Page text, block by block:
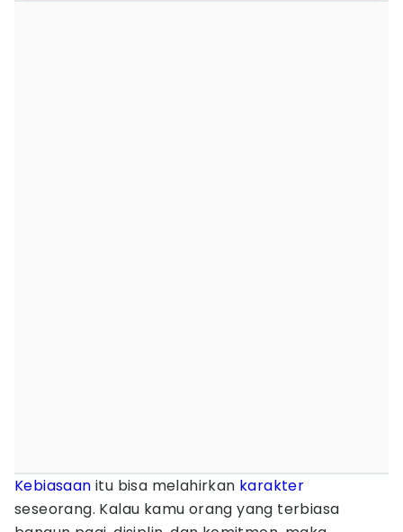
Kebiasaan itu bisa melahirkan karakter
seseorang. Kalau kamu orang yang terbiasa